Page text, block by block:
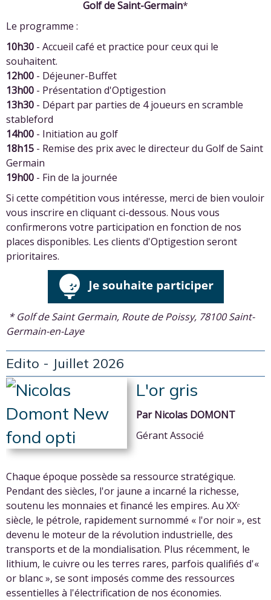
Golf de Saint-Germain*
Le programme :
10h30 - Accueil café et practice pour ceux qui le
souhaitent.
12h00 - Déjeuner-Buffet
13h00 - Présentation d'Optigestion
13h30 - Départ par parties de 4 joueurs en scramble
stableford
14h00 - Initiation au golf
18h15 - Remise des prix avec le directeur du Golf de Saint
Germain
19h00 - Fin de la journée
Si cette compétition vous intéresse, merci de bien vouloir
vous inscrire en cliquant ci-dessous. Nous vous
confirmerons votre participation en fonction de nos
places disponibles. Les clients d'Optigestion seront
prioritaires.
* Golf de Saint Germain, Route de Poissy, 78100 Saint-
Germain-en-Laye
Edito - Juillet 2026
L'or gris
Par Nicolas DOMONT
Gérant Associé
Chaque époque possède sa ressource stratégique.
Pendant des siècles, l'or jaune a incarné la richesse,
soutenu les monnaies et financé les empires. Au XXᵉ
siècle, le pétrole, rapidement surnommé « l'or noir », est
devenu le moteur de la révolution industrielle, des
transports et de la mondialisation. Plus récemment, le
lithium, le cuivre ou les terres rares, parfois qualifiés d'«
or blanc », se sont imposés comme des ressources
essentielles à l'électrification de nos économies.